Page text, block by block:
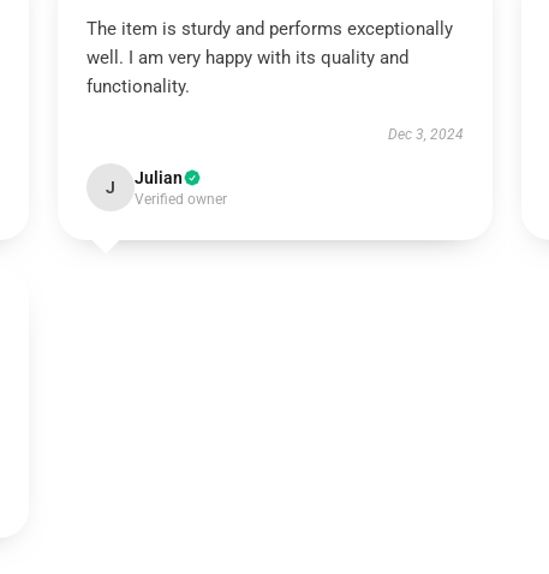
The item is sturdy and performs exceptionally
well. I am very happy with its quality and
functionality.
Dec 3, 2024
J Julian
Verified owner